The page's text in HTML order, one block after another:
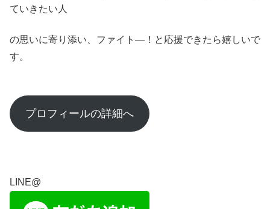
ていきたい人
の思いに寄り添い、ファイト―！と応援できたら嬉しいで
す。
プロフィールの詳細へ
LINE@